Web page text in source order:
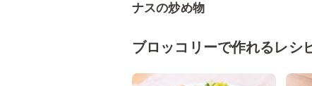
ナスの炒め物
ブロッコリーで作れるレシ